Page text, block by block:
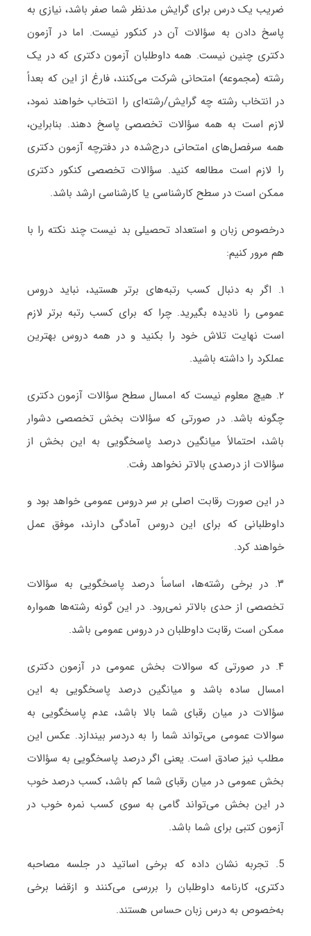
ضریب یک درس برای گرایش مدنظر شما صفر باشد، نیازی به
پاسخ دادن به سؤالات آن در کنکور نیست. اما در آزمون
دکتری چنین نیست. همه داوطلبان آزمون دکتری که در یک
رشته (مجموعه) امتحانی شرکت می‌کنند، فارغ از این که بعداً
در انتخاب رشته چه گرایش/رشته‌ای را انتخاب خواهند نمود،
لازم است به همه سؤالات تخصصی پاسخ دهند. بنابراین،
همه سرفصل‌های امتحانی درج‌شده در دفترچه آزمون دکتری
را لازم است مطالعه کنید. سؤالات تخصصی کنکور دکتری
ممکن است در سطح کارشناسی یا کارشناسی ارشد باشد.
درخصوص زبان و استعداد تحصیلی بد نیست چند نکته را با
هم مرور کنیم:
۱. اگر به دنبال کسب رتبه‌های برتر هستید، نباید دروس
عمومی را نادیده بگیرید. چرا که برای کسب رتبه برتر لازم
است نهایت تلاش خود را بکنید و در همه دروس بهترین
عملکرد را داشته باشید.
۲. هیچ معلوم نیست که امسال سطح سؤالات آزمون دکتری
چگونه باشد. در صورتی که سؤالات بخش تخصصی دشوار
باشد، احتمالاً میانگین درصد پاسخگویی به این بخش از
سؤالات از درصدی بالاتر نخواهد رفت.
در این صورت رقابت اصلی بر سر دروس عمومی خواهد بود و
داوطلبانی که برای این دروس آمادگی دارند، موفق عمل
خواهند کرد.
۳. در برخی رشته‌ها، اساساً درصد پاسخگویی به سؤالات
تخصصی از حدی بالاتر نمی‌رود. در این گونه رشته‌ها همواره
ممکن است رقابت داوطلبان در دروس عمومی باشد.
۴. در صورتی که سوالات بخش عمومی در آزمون دکتری
امسال ساده باشد و میانگین درصد پاسخگویی به این
سؤالات در میان رقبای شما بالا باشد، عدم پاسخگویی به
سوالات عمومی می‌تواند شما را به دردسر بیندازد. عکس این
مطلب نیز صادق است. یعنی اگر درصد پاسخگویی به سؤالات
بخش عمومی در میان رقبای شما کم باشد، کسب درصد خوب
در این بخش می‌تواند گامی به سوی کسب نمره خوب در
آزمون کتبی برای شما باشد.
5. تجربه نشان داده که برخی اساتید در جلسه مصاحبه
دکتری، کارنامه داوطلبان را بررسی می‌کنند و ازقضا برخی
به‌خصوص به درس زبان حساس هستند.